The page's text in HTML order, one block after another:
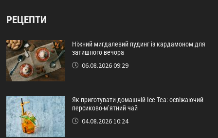
РЕЦЕПТИ
Ніжний мигдалевий пудинг із кардамоном для
затишного вечора
06.08.2026 09:29
Як приготувати домашній Ice Tea: освіжаючий
персиково-м’ятний чай
04.08.2026 10:24